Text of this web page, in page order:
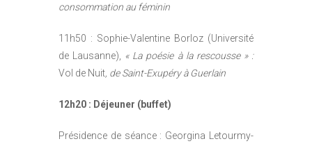
consommation au féminin
11h50 : Sophie-Valentine Borloz (Université
de Lausanne),
« La poésie à la rescousse » :
Vol de Nuit, de Saint-Exupéry à Guerlain
12h20 : Déjeuner (buffet)
Présidence de séance : Georgina Letourmy-